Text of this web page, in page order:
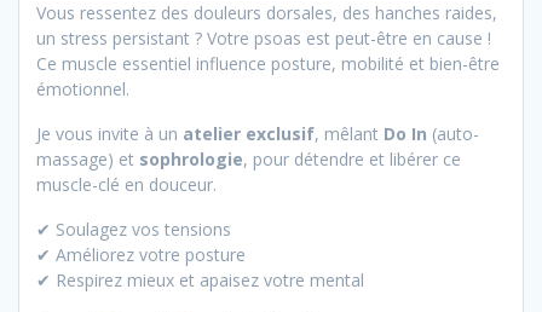
Vous ressentez des douleurs dorsales, des hanches raides,
un stress persistant ? Votre psoas est peut-être en cause !
Ce muscle essentiel influence posture, mobilité et bien-être
émotionnel.
Je vous invite à un atelier exclusif, mêlant Do In (auto-
massage) et sophrologie, pour détendre et libérer ce
muscle-clé en douceur.
✔ Soulagez vos tensions
✔ Améliorez votre posture
✔ Respirez mieux et apaisez votre mental